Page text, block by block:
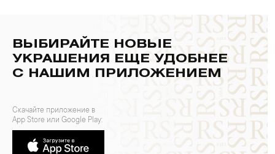
ВЫБИРАЙТЕ НОВЫЕ
УКРАШЕНИЯ ЕЩЕ УДОБНЕЕ
С НАШИМ ПРИЛОЖЕНИЕМ
Скачайте приложение в
App Store или Google Play: